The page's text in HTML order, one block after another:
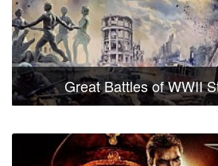
Great Battles of WWII